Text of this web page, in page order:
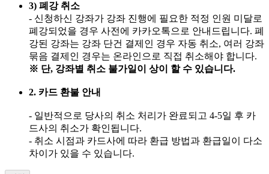
3) 폐강 취소
- 신청하신 강좌가 강좌 진행에 필요한 적정 인원 미달로
폐강되었을 경우 사전에 카카오톡으로 안내드립니다. 폐
강된 강좌는 강좌 단건 결제인 경우 자동 취소, 여러 강좌
묶음 결제인 경우는 온라인으로 직접 취소해야 합니다.
※ 단, 강좌별 취소 불가일이 상이 할 수 있습니다.
2. 카드 환불 안내
- 일반적으로 당사의 취소 처리가 완료되고 4-5일 후 카
드사의 취소가 확인됩니다.
- 취소 시점과 카드사에 따라 환급 방법과 환급일이 다소
차이가 있을 수 있습니다.